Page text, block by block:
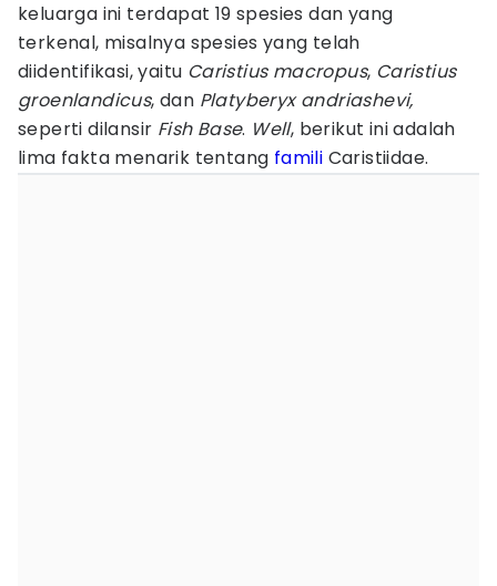
keluarga ini terdapat 19 spesies dan yang
terkenal, misalnya spesies yang telah
diidentifikasi, yaitu Caristius macropus, Caristius
groenlandicus, dan Platyberyx andriashevi,
seperti dilansir Fish Base. Well, berikut ini adalah
lima fakta menarik tentang famili Caristiidae.